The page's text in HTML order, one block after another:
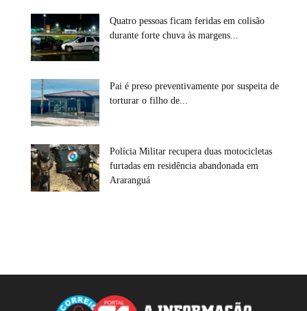
Quatro pessoas ficam feridas em colisão
durante forte chuva às margens...
Pai é preso preventivamente por suspeita de
torturar o filho de...
Polícia Militar recupera duas motocicletas
furtadas em residência abandonada em
Araranguá